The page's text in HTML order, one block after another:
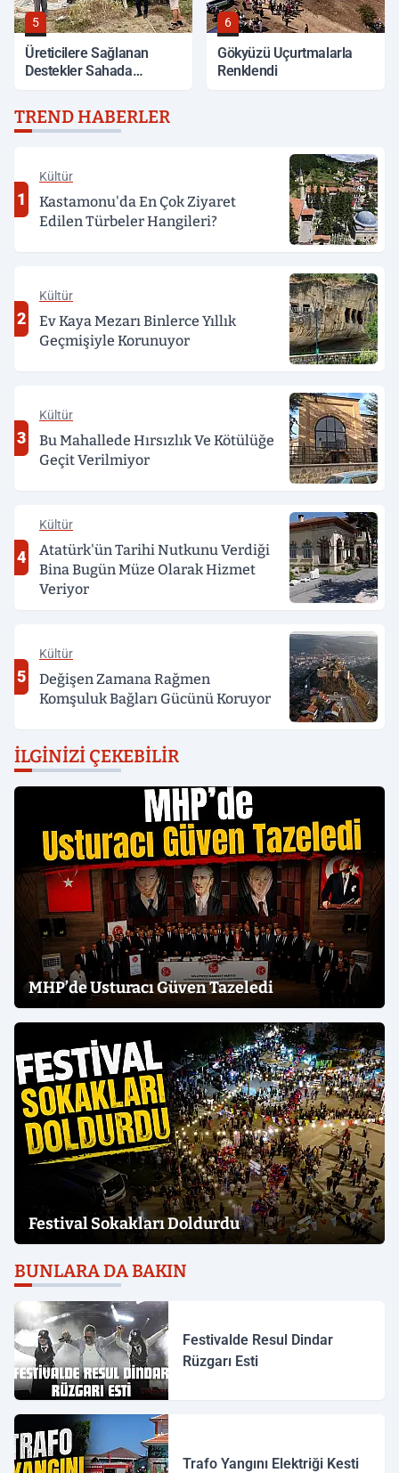
5
Üreticilere Sağlanan
Destekler Sahada
6
Gökyüzü Uçurtmalarla
Renklendi
TREND HABERLER
1
Kültür
Kastamonu'da En Çok Ziyaret
Edilen Türbeler Hangileri?
2
Kültür
Ev Kaya Mezarı Binlerce Yıllık
Geçmişiyle Korunuyor
3
Kültür
Bu Mahallede Hırsızlık Ve Kötülüğe
Geçit Verilmiyor
4
Kültür
Atatürk'ün Tarihi Nutkunu Verdiği
Bina Bugün Müze Olarak Hizmet
Veriyor
5
Kültür
Değişen Zamana Rağmen
Komşuluk Bağları Gücünü Koruyor
İLGINIZI ÇEKEBILIR
MHP’de Usturacı Güven Tazeledi
Festival Sokakları Doldurdu
BUNLARA DA BAKIN
Festivalde Resul Dindar
Rüzgarı Esti
Trafo Yangını Elektriği Kesti